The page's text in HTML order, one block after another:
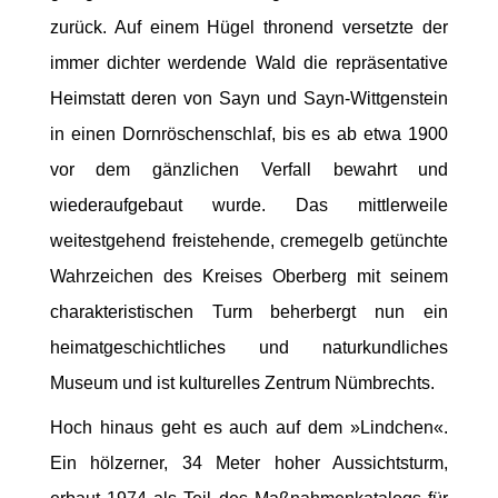
zurück. Auf einem Hügel thronend versetzte der
immer dichter werdende Wald die repräsentative
Heimstatt deren von Sayn und Sayn-Wittgenstein
in einen Dornröschenschlaf, bis es ab etwa 1900
vor dem gänzlichen Verfall bewahrt und
wiederaufgebaut wurde. Das mittlerweile
weitestgehend freistehende, cremegelb getünchte
Wahrzeichen des Kreises Oberberg mit seinem
charakteristischen Turm beherbergt nun ein
heimatgeschichtliches und naturkundliches
Museum und ist kulturelles Zentrum Nümbrechts.
Hoch hinaus geht es auch auf dem »Lindchen«.
Ein hölzerner, 34 Meter hoher Aussichtsturm,